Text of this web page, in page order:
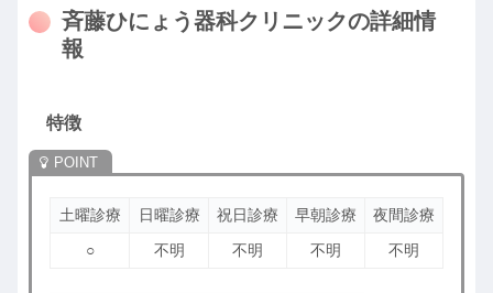
斉藤ひにょう器科クリニックの詳細情
報
特徴
土曜診療 日曜診療 祝日診療 早朝診療
夜間診療
○
不明 不明 不明 不明